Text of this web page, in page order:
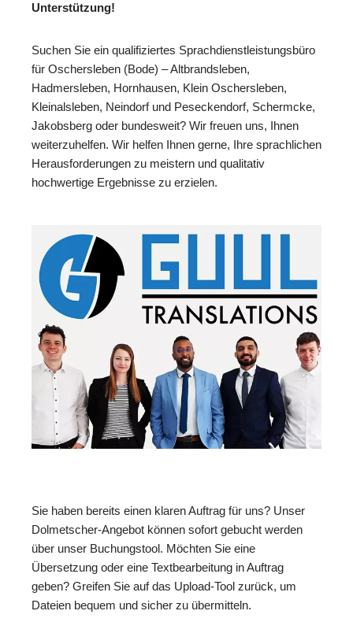
Unterstützung!
Suchen Sie ein qualifiziertes Sprachdienstleistungsbüro
für Oschersleben (Bode) – Altbrandsleben,
Hadmersleben, Hornhausen, Klein Oschersleben,
Kleinalsleben, Neindorf und Peseckendorf, Schermcke,
Jakobsberg oder bundesweit? Wir freuen uns, Ihnen
weiterzuhelfen. Wir helfen Ihnen gerne, Ihre sprachlichen
Herausforderungen zu meistern und qualitativ
hochwertige Ergebnisse zu erzielen.
Sie haben bereits einen klaren Auftrag für uns? Unser
Dolmetscher-Angebot können sofort gebucht werden
über unser Buchungstool. Möchten Sie eine
Übersetzung oder eine Textbearbeitung in Auftrag
geben? Greifen Sie auf das Upload-Tool zurück, um
Dateien bequem und sicher zu übermitteln.